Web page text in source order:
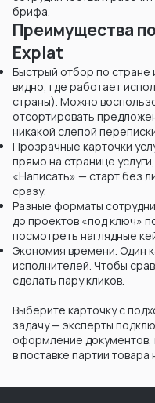
брифа.
Преимущества
Explat
Быстрый отбор по стране
видно, где работает
страны). Можно
отсортировать
никакой слепой
Прозрачные карточки
прямо на странице
«Написать» — старт без
сразу.
Разные форматы
до проектов «под ключ»
посмотреть наглядные
Экономия времени. Один
исполнителей. Чтобы
сделать пару кликов.
Выберите карточку с
задачу — эксперты
оформление документов,
в поставке партии товара